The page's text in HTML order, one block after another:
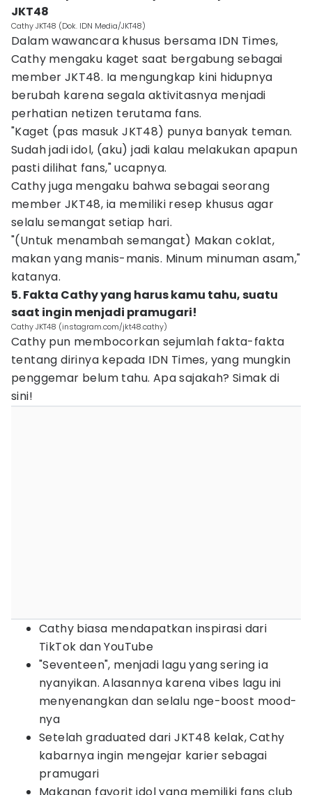
JKT48
Cathy JKT48 (Dok. IDN Media/JKT48)
Dalam wawancara khusus bersama IDN Times,
Cathy mengaku kaget saat bergabung sebagai
member JKT48. Ia mengungkap kini hidupnya
berubah karena segala aktivitasnya menjadi
perhatian netizen terutama fans.
"Kaget (pas masuk JKT48) punya banyak teman.
Sudah jadi idol, (aku) jadi kalau melakukan apapun
pasti dilihat fans," ucapnya.
Cathy juga mengaku bahwa sebagai seorang
member JKT48, ia memiliki resep khusus agar
selalu semangat setiap hari.
"(Untuk menambah semangat) Makan coklat,
makan yang manis-manis. Minum minuman asam,"
katanya.
5. Fakta Cathy yang harus kamu tahu, suatu
saat ingin menjadi pramugari!
Cathy JKT48 (instagram.com/jkt48.cathy)
Cathy pun membocorkan sejumlah fakta-fakta
tentang dirinya kepada IDN Times, yang mungkin
penggemar belum tahu. Apa sajakah? Simak di
sini!
Cathy biasa mendapatkan inspirasi dari
TikTok dan YouTube
"Seventeen", menjadi lagu yang sering ia
nyanyikan. Alasannya karena vibes lagu ini
menyenangkan dan selalu nge-boost mood-
nya
Setelah graduated dari JKT48 kelak, Cathy
kabarnya ingin mengejar karier sebagai
pramugari